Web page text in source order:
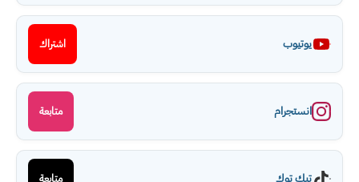
يوتيوب اشتراك
انستجرام متابعة
تيك توك متابعة